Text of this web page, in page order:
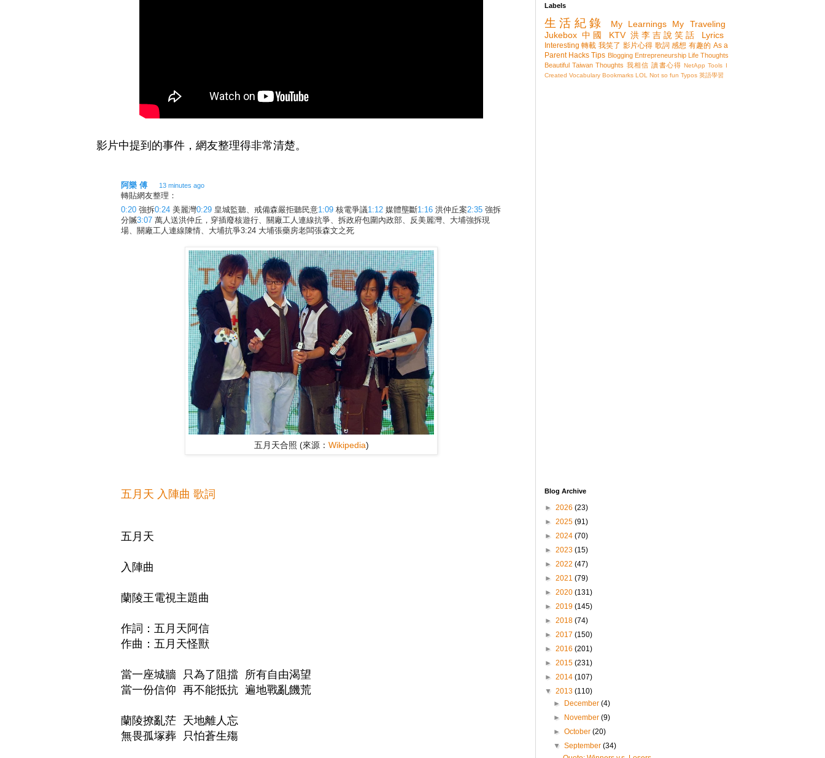
影片中提到的事件，網友整理得非常清楚。
阿樂 傅 13 minutes ago
轉貼網友整理：
0:20 強拆0:24 美麗灣0:29 皇城監聽、戒備森嚴拒聽民意1:09 核電爭議1:12 媒體壟斷1:16 洪仲丘案2:35 強拆
分贓3:07 萬人送洪仲丘，穿插廢核遊行、關廠工人連線抗爭、拆政府包圍內政­部、反美麗灣、大埔強拆現
場、關廠工人連線陳情、大埔抗爭3:2­4 大埔張藥房老闆張森文之死
五月天合照 (來源： Wikipedia)
五月天 入陣曲 歌詞
五月天
入陣曲
蘭陵王電視主題曲
作詞：五月天阿信
作曲：五月天怪獸
當一座城牆 只為了阻擋 所有自由渴望
當一份信仰 再不能抵抗 遍地戰亂饑荒
蘭陵撩亂茫 天地離人忘
無畏孤塚葬 只怕蒼生殤
Labels
生活紀錄 My Learnings
My Traveling
Jukebox 中國 KTV 洪李吉說笑話 Lyrics
Interesting 轉載 我笑了 影片心得 歌詞 感想 有趣的 As a
Parent Hacks Tips Blogging Entrepreneurship Life Thoughts
Beautiful Taiwan Thoughts 我相信 讀書心得 NetApp Tools I
Created Vocabulary Bookmarks LOL Not so fun Typos 英語學習
Blog Archive
► 2026 (23)
► 2025 (91)
► 2024 (70)
► 2023 (15)
► 2022 (47)
► 2021 (79)
► 2020 (131)
► 2019 (145)
► 2018 (74)
► 2017 (150)
► 2016 (201)
► 2015 (231)
► 2014 (107)
▼ 2013 (110)
►
December(4)
►
November(9)
►October(20)
▼September(34)